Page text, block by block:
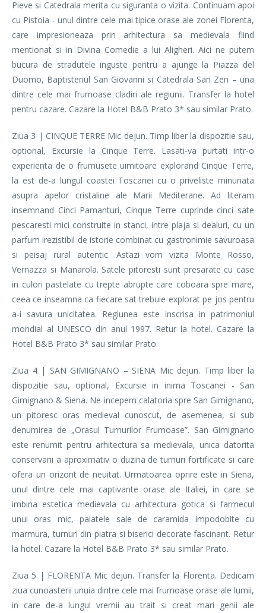
Pieve si Catedrala merita cu siguranta o vizita. Continuam apoi
cu Pistoia - unul dintre cele mai tipice orase ale zonei Florenta,
care impresioneaza prin arhitectura sa medievala fiind
mentionat si in Divina Comedie a lui Aligheri. Aici ne putem
bucura de stradutele inguste pentru a ajunge la Piazza del
Duomo, Baptisteriul San Giovanni si Catedrala San Zen – una
dintre cele mai frumoase cladiri ale regiunii. Transfer la hotel
pentru cazare. Cazare la Hotel B&B Prato 3* sau similar Prato.
Ziua 3 | CINQUE TERRE Mic dejun. Timp liber la dispozitie sau,
optional, Excursie la Cinque Terre. Lasati-va purtati intr-o
experienta de o frumusete uimitoare explorand Cinque Terre,
la est de-a lungul coastei Toscanei cu o priveliste minunata
asupra apelor cristaline ale Marii Mediterane. Ad literam
insemnand Cinci Pamanturi, Cinque Terre cuprinde cinci sate
pescaresti mici construite in stanci, intre plaja si dealuri, cu un
parfum irezistibil de istorie combinat cu gastronimie savuroasa
si peisaj rural autentic. Astazi vom vizita Monte Rosso,
Vernazza si Manarola. Satele pitoresti sunt presarate cu case
in culori pastelate cu trepte abrupte care coboara spre mare,
ceea ce inseamna ca fiecare sat trebuie explorat pe jos pentru
a-i savura unicitatea. Regiunea este inscrisa in patrimoniul
mondial al UNESCO din anul 1997. Retur la hotel. Cazare la
Hotel B&B Prato 3* sau similar Prato.
Ziua 4 | SAN GIMIGNANO – SIENA Mic dejun. Timp liber la
dispozitie sau, optional, Excursie in inima Toscanei - San
Gimignano & Siena. Ne incepem calatoria spre San Gimignano,
un pitoresc oras medieval cunoscut, de asemenea, si sub
denumirea de „Orasul Turnurilor Frumoase”. San Gimignano
este renumit pentru arhitectura sa medievala, unica datorita
conservarii a aproximativ o duzina de turnuri fortificate si care
ofera un orizont de neuitat. Urmatoarea oprire este in Siena,
unul dintre cele mai captivante orase ale Italiei, in care se
imbina estetica medievala cu arhitectura gotica si farmecul
unui oras mic, palatele sale de caramida impodobite cu
marmura, turnuri din piatra si biserici decorate fascinant. Retur
la hotel. Cazare la Hotel B&B Prato 3* sau similar Prato.
Ziua 5 | FLORENTA Mic dejun. Transfer la Florenta. Dedicam
ziua cunoasterii unuia dintre cele mai frumoase orase ale lumii,
in care de-a lungul vremii au trait si creat mari genii ale